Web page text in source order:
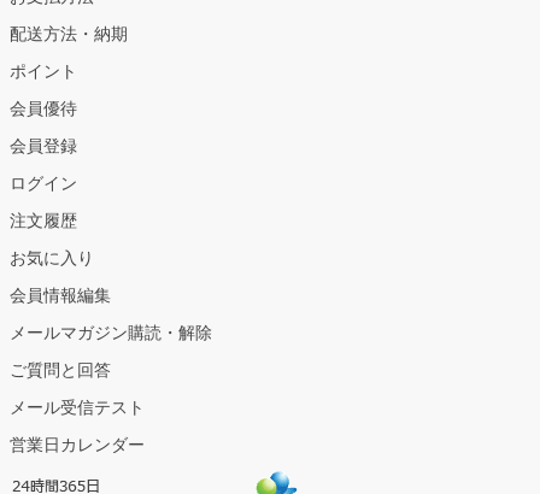
配送方法・納期
ポイント
会員優待
会員登録
ログイン
注文履歴
お気に入り
会員情報編集
メールマガジン購読・解除
ご質問と回答
メール受信テスト
営業日カレンダー